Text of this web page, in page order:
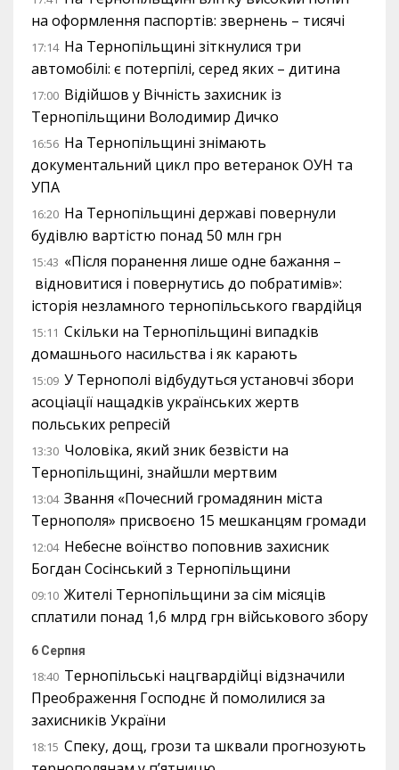
на оформлення паспортів: звернень – тисячі
17:14 На Тернопільщині зіткнулися три
автомобілі: є потерпілі, серед яких – дитина
17:00 Відійшов у Вічність захисник із
Тернопільщини Володимир Дичко
16:56 На Тернопільщині знімають
документальний цикл про ветеранок ОУН та
УПА
16:20 На Тернопільщині державі повернули
будівлю вартістю понад 50 млн грн
15:43 «Після поранення лише одне бажання –
відновитися і повернутись до побратимів»:
історія незламного тернопільського гвардійця
15:11 Скільки на Тернопільщині випадків
домашнього насильства і як карають
15:09 У Тернополі відбудуться установчі збори
асоціації нащадків українських жертв
польських репресій
13:30 Чоловіка, який зник безвісти на
Тернопільщині, знайшли мертвим
13:04 Звання «Почесний громадянин міста
Тернополя» присвоєно 15 мешканцям громади
12:04 Небесне воїнство поповнив захисник
Богдан Сосінський з Тернопільщини
09:10 Жителі Тернопільщини за сім місяців
сплатили понад 1,6 млрд грн військового збору
6 Серпня
18:40 Тернопільські нацгвардійці відзначили
Преображення Господнє й помолилися за
захисників України
18:15 Спеку, дощ, грози та шквали прогнозують